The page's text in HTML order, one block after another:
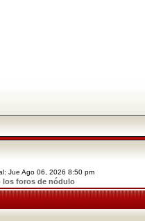
Jue Ago 06, 2026 8:50 pm
foros de nódulo